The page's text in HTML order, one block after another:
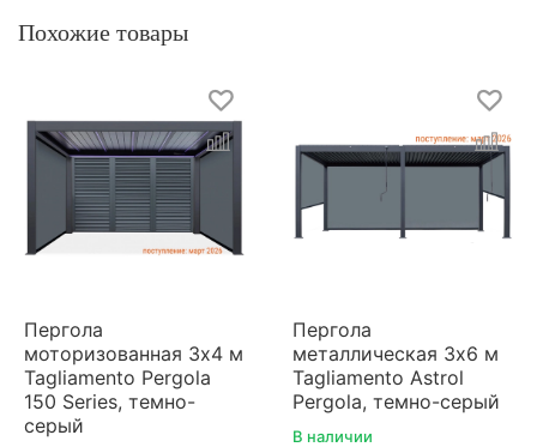
Похожие товары
Пергола
моторизованная 3х4 м
Tagliamento Pergola
150 Series, темно-
серый
Пергола
металлическая 3х6 м
Tagliamento Astrol
Pergola, темно-серый
В наличии